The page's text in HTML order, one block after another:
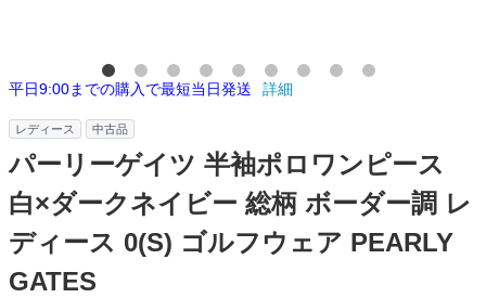
平日9:00までの購入で最短当日発送 詳細
レディース 中古品
パーリーゲイツ 半袖ポロワンピース
白×ダークネイビー 総柄 ボーダー調 レ
ディース 0(S) ゴルフウェア PEARLY
GATES